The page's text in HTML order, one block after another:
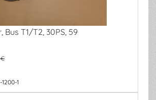
T1/T2, 30PS, 59
€
1200-1